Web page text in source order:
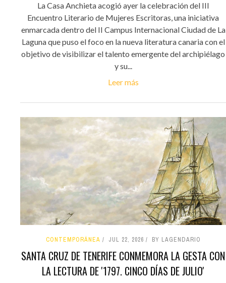
La Casa Anchieta acogió ayer la celebración del III
Encuentro Literario de Mujeres Escritoras, una iniciativa
enmarcada dentro del II Campus Internacional Ciudad de La
Laguna que puso el foco en la nueva literatura canaria con el
objetivo de visibilizar el talento emergente del archipiélago
y su...
Leer más
CONTEMPORÁNEA JUL 22, 2026 BY LAGENDARIO
SANTA CRUZ DE TENERIFE CONMEMORA LA GESTA CON
LA LECTURA DE '1797. CINCO DÍAS DE JULIO'